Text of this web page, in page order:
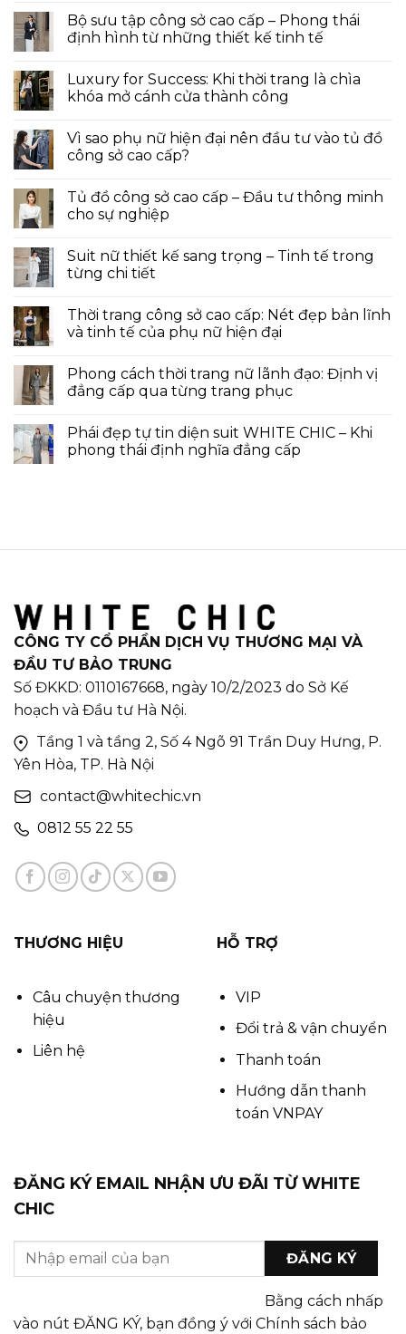
Bộ sưu tập công sở cao cấp – Phong thái
định hình từ những thiết kế tinh tế
Luxury for Success: Khi thời trang là chìa
khóa mở cánh cửa thành công
Vì sao phụ nữ hiện đại nên đầu tư vào tủ đồ
công sở cao cấp?
Tủ đồ công sở cao cấp – Đầu tư thông minh
cho sự nghiệp
Suit nữ thiết kế sang trọng – Tinh tế trong
từng chi tiết
Thời trang công sở cao cấp: Nét đẹp bản lĩnh
và tinh tế của phụ nữ hiện đại
Phong cách thời trang nữ lãnh đạo: Định vị
đẳng cấp qua từng trang phục
Phái đẹp tự tin diện suit WHITE CHIC – Khi
phong thái định nghĩa đẳng cấp
CÔNG TY CỔ PHẦN DỊCH VỤ THƯƠNG MẠI VÀ
ĐẦU TƯ BẢO TRUNG
Số ĐKKD: 0110167668, ngày 10/2/2023 do Sở Kế
hoạch và Đầu tư Hà Nội.
Tầng 1 và tầng 2, Số 4 Ngõ 91 Trần Duy Hưng, P.
Yên Hòa, TP. Hà Nội
contact@whitechic.vn
0812 55 22 55
THƯƠNG HIỆU
Câu chuyện thương
hiệu
Liên hệ
HỖ TRỢ
VIP
Đổi trả & vận chuyển
Thanh toán
Hướng dẫn thanh
toán VNPAY
ĐĂNG KÝ EMAIL NHẬN ƯU ĐÃI TỪ WHITE
CHIC
Bằng cách nhấp
vào nút ĐĂNG KÝ, bạn đồng ý với Chính sách bảo